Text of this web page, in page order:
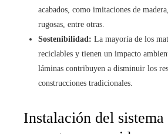
acabados, como imitaciones de
rugosas, entre otras.
Sostenibilidad: La mayoría de los
reciclables y tienen un impacto
láminas contribuyen a disminuir los
construcciones tradicionales.
Instalación del